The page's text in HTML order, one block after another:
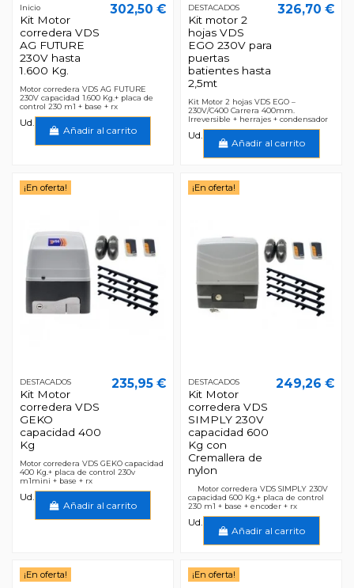
Inicio
Kit Motor
corredera VDS
AG FUTURE
230V hasta
1.600 Kg.
302,50 €
Motor corredera VDS AG FUTURE
230V capacidad 1.600 Kg.+ placa de
control 230 m1 + base + rx
Ud.
Añadir al carrito
DESTACADOS
Kit motor 2
hojas VDS
EGO 230V para
puertas
batientes hasta
2,5mt
326,70 €
Kit Motor 2 hojas VDS EGO –
230V/C400 Carrera 400mm.
Irreversible + herrajes + condensador
Ud.
Añadir al carrito
¡En oferta!
DESTACADOS
Kit Motor
corredera VDS
GEKO
capacidad 400
Kg
235,95 €
Motor corredera VDS GEKO capacidad
400 Kg.+ placa de control 230v
m1mini + base + rx
Ud.
Añadir al carrito
¡En oferta!
DESTACADOS
Kit Motor
corredera VDS
SIMPLY 230V
capacidad 600
Kg con
Cremallera de
nylon
249,26 €
Motor corredera VDS SIMPLY 230V
capacidad 600 Kg.+ placa de control
230 m1 + base + encoder + rx
Ud.
Añadir al carrito
¡En oferta! ¡En oferta!